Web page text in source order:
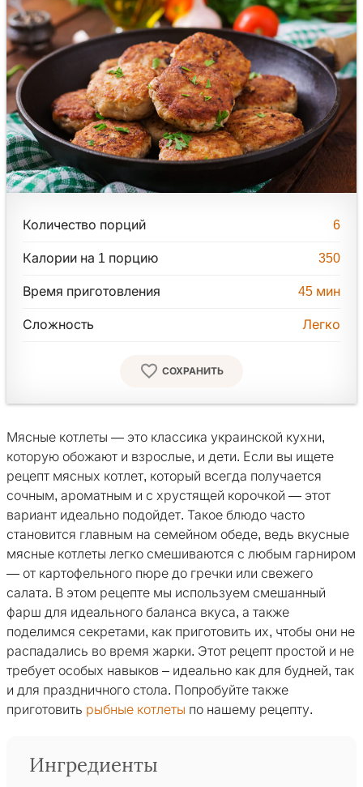
Количество порций 6
Калории на 1 порцию 350
Время приготовления 45 мин
Сложность Легко
СОХРАНИТЬ
Мясные котлеты — это классика украинской кухни,
которую обожают и взрослые, и дети. Если вы ищете
рецепт мясных котлет, который всегда получается
сочным, ароматным и с хрустящей корочкой — этот
вариант идеально подойдет. Такое блюдо часто
становится главным на семейном обеде, ведь вкусные
мясные котлеты легко смешиваются с любым гарниром
— от картофельного пюре до гречки или свежего
салата. В этом рецепте мы используем смешанный
фарш для идеального баланса вкуса, а также
поделимся секретами, как приготовить их, чтобы они не
распадались во время жарки. Этот рецепт простой и не
требует особых навыков – идеально как для будней, так
и для праздничного стола. Попробуйте также
приготовить рыбные котлеты по нашему рецепту.
Ингредиенты